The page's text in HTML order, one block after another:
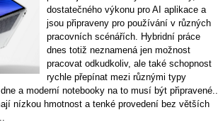
dostatečného výkonu pro AI aplikace a
jsou připraveny pro používání v různých
pracovních scénářích. Hybridní práce
dnes totiž neznamená jen možnost
pracovat odkudkoliv, ale také schopnost
rychle přepínat mezi různými typy
a moderní notebooky na to musí být připravené..
nízkou hmotnost a tenké provedení bez větších